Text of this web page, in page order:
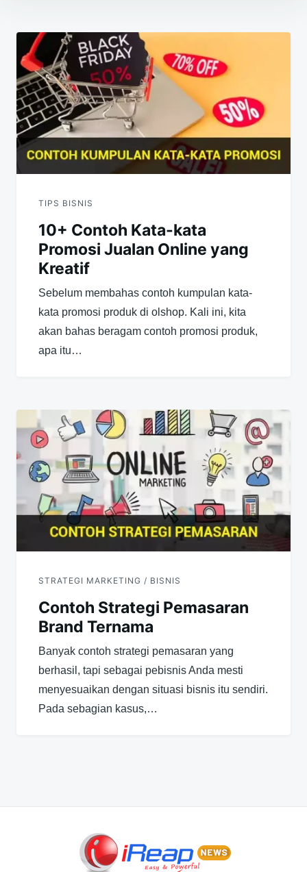
pos
TIPS BISNIS
10+ Contoh Kata-kata
Promosi Jualan Online yang
Kreatif
Sebelum membahas contoh kumpulan kata-
kata promosi produk di olshop. Kali ini, kita
akan bahas beragam contoh promosi produk,
apa itu…
STRATEGI MARKETING / BISNIS
Contoh Strategi Pemasaran
Brand Ternama
Banyak contoh strategi pemasaran yang
berhasil, tapi sebagai pebisnis Anda mesti
menyesuaikan dengan situasi bisnis itu sendiri.
Pada sebagian kasus,…